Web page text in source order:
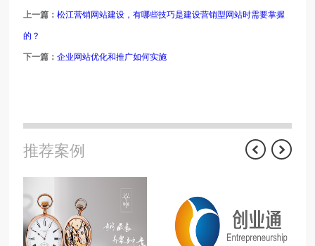
上一篇：松江营销网站建设，有哪些技巧是建设营销型网站时需要掌握
的？
下一篇：企业网站优化和推广如何实施
推荐案例